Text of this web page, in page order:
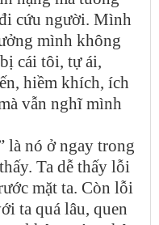
cứu người. Mình
mình không
cái tôi, tự ái,
hiềm khích, ích
vẫn nghĩ mình
là nó ở ngay trong
Ta dễ thấy lỗi
mặt ta. Còn lỗi
ta quá lâu, quen